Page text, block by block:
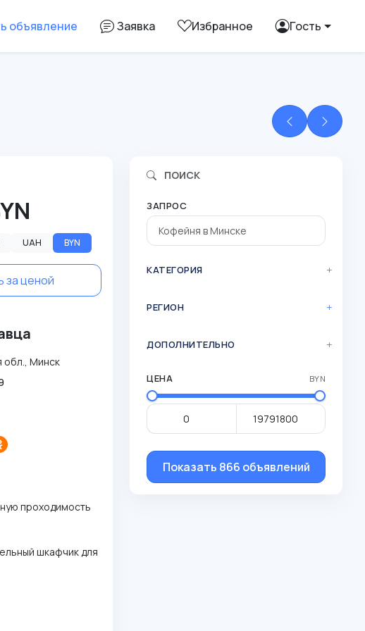
объявление Заявка Избранное Гость
ЗАПРОС
КАТЕГОРИЯ
РЕГИОН
ДОПОЛНИТЕЛЬНО
ЦЕНА BYN
Показать 866 объявлений
ПОИСК
UAH BYN
за ценой
обл., Минск
проходимость
шкафчик для